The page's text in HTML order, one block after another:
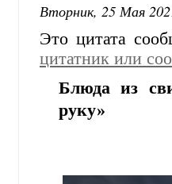
Вторник, 25 Мая
Это цитата
цитатник или
Блюда из
руку»